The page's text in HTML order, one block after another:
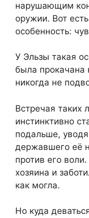
нарушающим
оружии. Вот
особенность:
У Эльзы такая
была прокачана
никогда не
Встречая таких
инстинктивно
подальше,
державшего её
против его
хозяина и
как могла.
Но куда